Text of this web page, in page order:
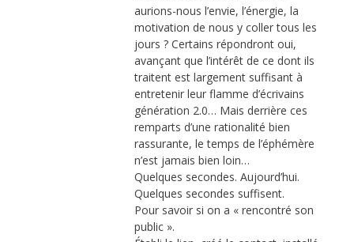
aurions-nous l’envie, l’énergie, la
motivation de nous y coller tous les
jours ? Certains répondront oui,
avançant que l’intérêt de ce dont ils
traitent est largement suffisant à
entretenir leur flamme d’écrivains
génération 2.0… Mais derrière ces
remparts d’une rationalité bien
rassurante, le temps de l’éphémère
n’est jamais bien loin…
Quelques secondes. Aujourd’hui.
Quelques secondes suffisent.
Pour savoir si on a « rencontré son
public ».